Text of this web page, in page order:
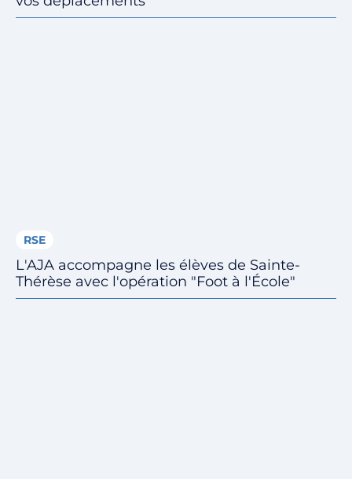
RSE
L'AJA accompagne les élèves de Sainte-
Thérèse avec l'opération "Foot à l'École"